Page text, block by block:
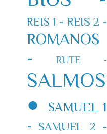
REIS 1 - REIS 2 -
ROMANOS
-
RUTE -
SALMOS
●
SAMUEL 1
-
SAMUEL 2 -